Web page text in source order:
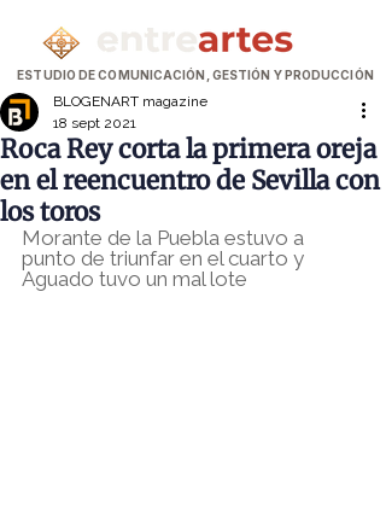
ESTUDIO DE COMUNICACIÓN, GESTIÓN Y PRODUCCIÓN
Roca Rey corta la primera oreja
en el reencuentro de Sevilla con
los toros
BLOGENART magazine
18 sept 2021
Morante de la Puebla estuvo a
punto de triunfar en el cuarto y
Aguado tuvo un mal lote